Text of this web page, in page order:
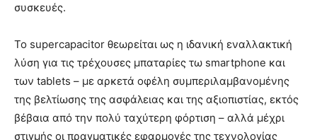
συσκευές.
Το supercapacitor θεωρείται ως η ιδανική εναλλακτική
λύση για τις τρέχουσες μπαταρίες τω smartphone και
των tablets – με αρκετά οφέλη συμπεριλαμβανομένης
της βελτίωσης της ασφάλειας και της αξιοπιστίας, εκτός
βέβαια από την πολύ ταχύτερη φόρτιση – αλλά μέχρι
στιγμής οι πραγματικές εφαρμογές της τεχνολογίας